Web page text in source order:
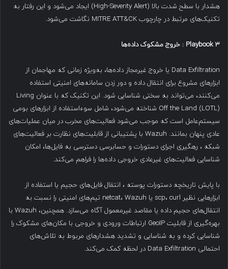
هشدار با سطح شدت بالا (High-Severity Alert) ایجاد می‌شود و این رفتار به
تکنیک‌های مرتبط در چارچوب MITRE ATT&CK نگاشت می‌شود.
Playbook 3
: خروج مشکوک داده‌ها
Data Exfiltration یا خروج غیرمجاز داده‌ها، به‌ویژه زمانی که مهاجمان از
ابزارهای مشروع برای انتقال داده و دور زدن سامانه‌های امنیتی استفاده
می‌کنند، می‌تواند به سختی شناسایی شود. این تکنیک که با عنوان Living
Off the Land (LOTL) شناخته می‌شود، شامل سوءاستفاده از ابزارهای بومی
سیستم‌عامل است که موجب می‌شود فعالیت‌های مخرب در میان عملیات‌های
عادی پنهان بمانند. Wazuh با پشتیبانی از قابلیت‌های نظارت بر فعالیت‌های
شبکه ، رهگیری اجرای دستورات و حسابرسی دسترسی به فایل‌ها، امکان
شناسایی فعالیت‌های غیرعادی خروجی داده‌ها را فراهم می‌کند.
با پایش تاریخچه دستورات پوسته ، انتقال فایل‌های حجیم یا استفاده از
ابزارهایی نظیر scp، curl یا netcat، Wazuh تیم‌های امنیتی را نسبت به
انتقال‌های حجیم داده یا مقاصد غیرمعمول آگاه می‌سازد. همچنین، Wazuh با
بهره‌گیری از قابلیت GeoIP ارتباطات ورودی و خروجی با مکان‌های مشکوک را
شناسایی کرده و به شناسایی و تشدید هشدارهای مربوط به تلاش‌های
احتمالی Data Exfiltration در لحظه کمک می‌کند.